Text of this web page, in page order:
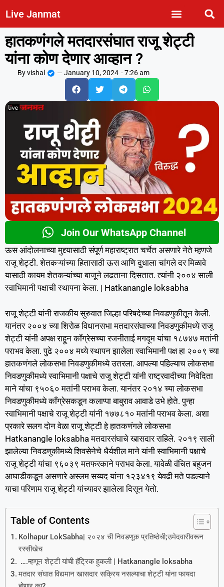
Live Janmat
हातकणंगले मतदारसंघात राजू शेट्टी
यांना कोण देणार आव्हान ?
Byvishal —January 10, 2024 -7:26 am
Join Our WhatsApp Channel
ऊस आंदोलनाच्या मुद्द्यासाठी संपूर्ण महाराष्ट्रात चर्चेत असणारे नेते म्हणजे
राजू शेट्टी. शेतकऱ्यांच्या हितासाठी ऊस आणि दुधाला चांगले दर मिळावे
यासाठी कायम शेतकऱ्यांच्या बाजूने लढताना दिसतात. त्यांनी २००४ साली
स्वाभिमानी पक्षाची स्थापना केला. | Hatkanangle loksabha
राजू शेट्टी यांनी राजकीय सुरुवात जिल्हा परिषदेच्या निवडणुकीतून केली.
यानंतर २००४ च्या शिरोळ विधानसभा मतदारसंघाच्या निवडणुकीमध्ये राजू
शेट्टी यांनी अपक्ष राहून कॉंग्रेसच्या रजनीताई मगदूम यांचा १८७४७ मतांनी
पराभव केला. पुढे २००४ मध्ये स्थापन झालेला स्वाभिमानी पक्ष हा २००९ च्या
हातकणंगले लोकसभा निवडणुकीमध्ये उतरला. आपल्या पहिल्याच लोकसभा
निवडणुकीमध्ये स्वाभिमानी पक्षाचे राजू शेट्टी यांनी राष्ट्रवादीच्या निवेदिता
माने यांचा ९५०६० मतांनी पराभव केला. यानंतर २०१४ च्या लोकसभा
निवडणुकीमध्ये काँग्रेसकडून कलाप्पा बाबुराव आवाडे उभे होते. पुन्हा
स्वाभिमानी पक्षाचे राजू शेट्टी यांनी १७७८१० मतांनी पराभव केला. अशा
प्रकारे सलग दोन वेळा राजू शेट्टी हे हातकणंगले लोकसभा
Hatkanangle loksabha मतदारसंघाचे खासदार राहिले. २०१९ साली
झालेल्या निवडणुकीमध्ये शिवसेनेचे धैर्यशील माने यांनी स्वाभिमानी पक्षाचे
राजू शेट्टी यांचा ९६०३९ मतफरकाने पराभव केला. यावेळी वंचित बहुजन
आघाडीकडून असणारे अस्लम सय्यद यांना १२३४१९ येवढी मते पडल्याने
याचा परिणाम राजू शेट्टी यांच्यावर झालेला दिसून येतो.
Table of Contents
Kolhapur LokSabha| २०२४ ची निवडणूक प्रतिष्ठेची;उमेदवारीवरून
रस्सीखेच
….म्हणून शेट्टी यांची हॅट्रिक हुकली | Hatkanangle loksabha
मतदार संघात विद्यमान खासदार सक्रिय नसल्याचा शेट्टी यांना फायदा